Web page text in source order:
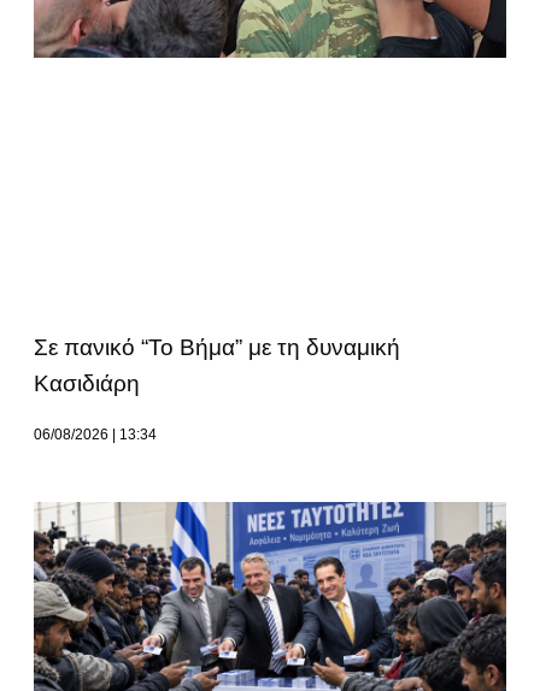
Σε πανικό “Το Βήμα” με τη δυναμική
Κασιδιάρη
06/08/2026 13:34